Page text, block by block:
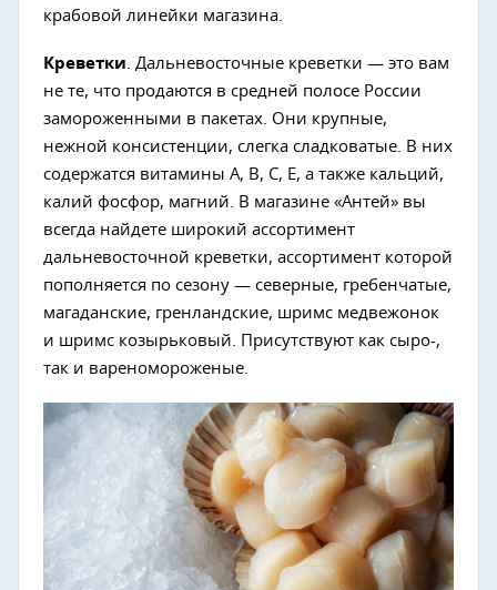
крабовой линейки магазина.
Креветки . Дальневосточные креветки — это вам
не те, что продаются в средней полосе России
замороженными в пакетах. Они крупные,
нежной консистенции, слегка сладковатые. В них
содержатся витамины А, В, С, Е, а также кальций,
калий фосфор, магний. В магазине «Антей» вы
всегда найдете широкий ассортимент
дальневосточной креветки, ассортимент которой
пополняется по сезону — северные, гребенчатые,
магаданские, гренландские, шримс медвежонок
и шримс козырьковый. Присутствуют как сыро-,
так и вареномороженые.